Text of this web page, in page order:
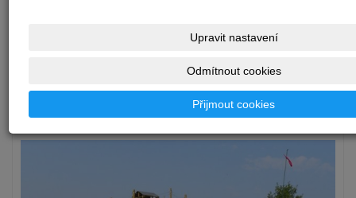
Upravit nastavení
Odmítnout cookies
Přijmout cookies